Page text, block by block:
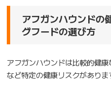
アフガンハウンドの
グフードの選び方
アフガンハウンドは比較的健康
など特定の健康リスクがありま